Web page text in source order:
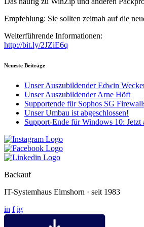
Empfehlung: Sie sollten zeitnah auf die
Weiterführende Informationen:
http://bit.ly/2JZiE6q
Neueste Beiträge
Unser Auszubildender Edwin
Unser Auszubildender Arne Höft
Supportende für Sophos SG
Unser Umbau ist abgeschlossen!
Support-Ende für Windows 10:
Backauf
IT-Systemhaus Elmshorn · seit 1983
in f ig